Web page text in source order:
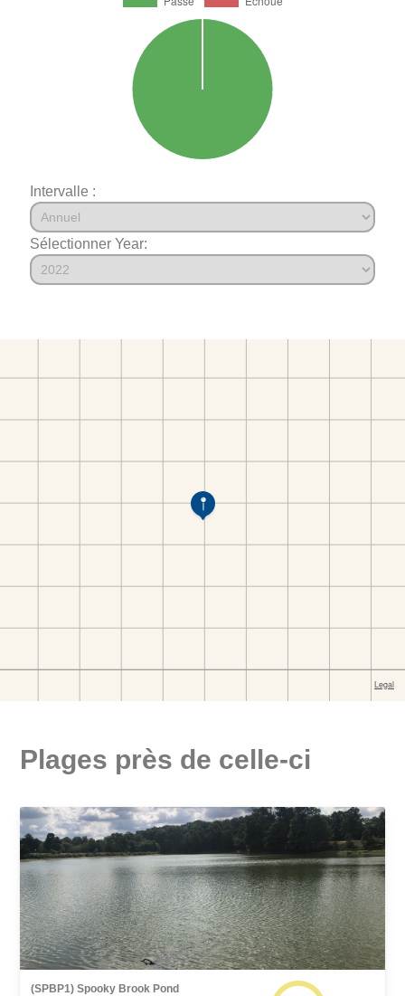
Intervalle :
Sélectionner Year:
Plages près de celle-ci
(SPBP1) Spooky Brook Pond